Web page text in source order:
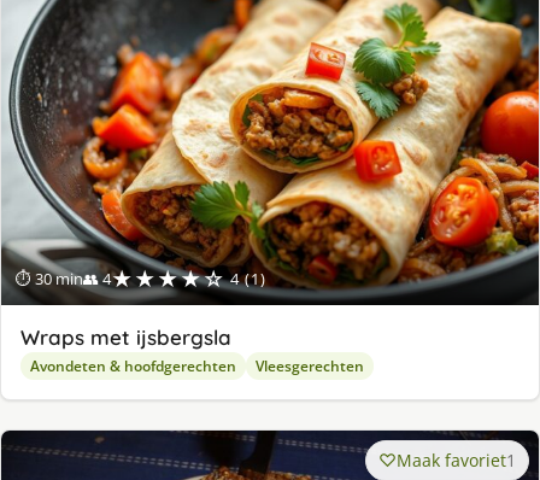
⏱ 30 min👥 4★★★★☆ 4 (1)
Wraps met ijsbergsla
Avondeten & hoofdgerechten Vleesgerechten
Maak favoriet1